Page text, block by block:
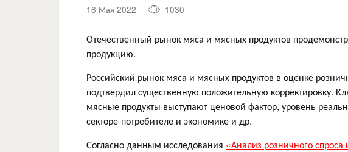
18 Мая 2022 1030
Отечественный рынок мяса и мясных продуктов
продукцию.
Российский рынок мяса и мясных продуктов в оценке
подтвердил существенную положительную корректировку.
мясные продукты выступают ценовой фактор, уровень
секторе-потребителе и экономике и др.
Согласно данным исследования «Анализ розничного